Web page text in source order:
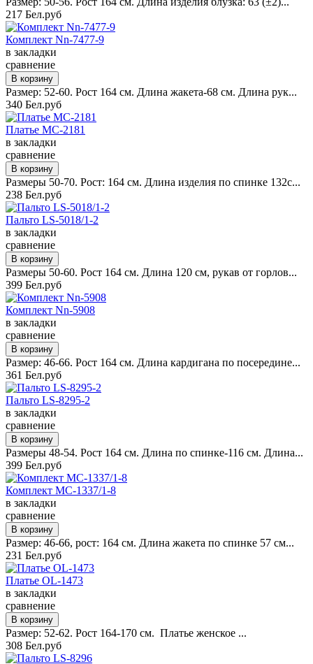
217 Бел.руб
Комплект Nn-7477-9
в закладки
сравнение
Размер: 52-60. Рост 164 см. Длина жакета-68 см. Длина рук...
340 Бел.руб
Платье MC-2181
в закладки
сравнение
Размеры 50-70. Рост: 164 см. Длина изделия по спинке 132с...
238 Бел.руб
Пальто LS-5018/1-2
в закладки
сравнение
Размеры 50-60. Рост 164 см. Длина 120 см, рукав от горлов...
399 Бел.руб
Комплект Nn-5908
в закладки
сравнение
Размер: 46-66. Рост 164 см. Длина кардигана по посередине...
361 Бел.руб
Пальто LS-8295-2
в закладки
сравнение
Размеры 48-54. Рост 164 см. Длина по спинке-116 см. Длина...
399 Бел.руб
Комплект MC-1337/1-8
в закладки
сравнение
Размер: 46-66, рост: 164 см. Длина жакета по спинке 57 см...
231 Бел.руб
Платье OL-1473
в закладки
сравнение
Размер: 52-62. Рост 164-170 см. Платье женское ...
308 Бел.руб